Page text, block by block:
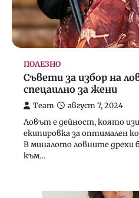
ПОЛЕЗНО
Съвети за избор на
спецаилно за жени
Team август 7, 2024
Ловът е дейност, която
екипировка за оптимален
В миналото ловните дрехи
към…